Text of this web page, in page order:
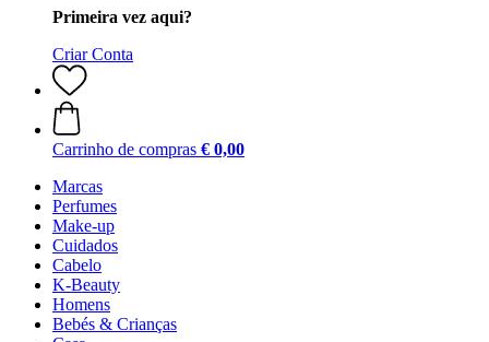
Primeira vez aqui?
Criar Conta
Carrinho de compras € 0,00
Marcas
Perfumes
Make-up
Cuidados
Cabelo
K-Beauty
Homens
Bebés & Crianças